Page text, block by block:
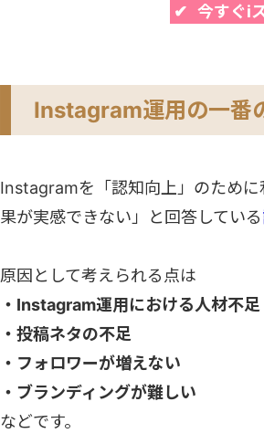
✔ 今すぐi
Instagram運用の一番
Instagramを「認知向上」のため
果が実感できない」と回答している
原因として考えられる点は
・Instagram運用における人材不足
・投稿ネタの不足
・フォロワーが増えない
・ブランディングが難しい
などです。